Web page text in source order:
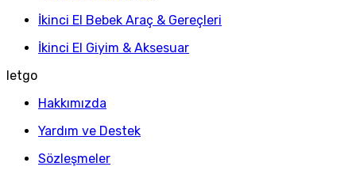
İkinci El Bebek Araç & Gereçleri
İkinci El Giyim & Aksesuar
letgo
Hakkımızda
Yardım ve Destek
Sözleşmeler